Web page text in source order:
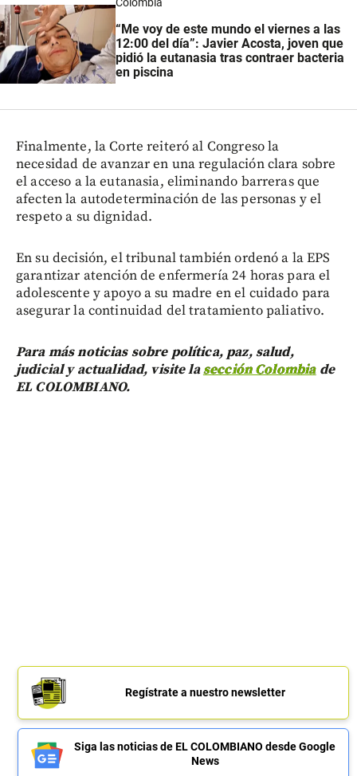
“Me voy de este mundo el viernes a las
12:00 del día”: Javier Acosta, joven que
pidió la eutanasia tras contraer bacteria
en piscina
Finalmente, la Corte reiteró al Congreso la
necesidad de avanzar en una regulación clara sobre
el acceso a la eutanasia, eliminando barreras que
afecten la autodeterminación de las personas y el
respeto a su dignidad.
En su decisión, el tribunal también ordenó a la EPS
garantizar atención de enfermería 24 horas para el
adolescente y apoyo a su madre en el cuidado para
asegurar la continuidad del tratamiento paliativo.
Para más noticias sobre política, paz, salud,
judicial y actualidad, visite lasección Colombiade
EL COLOMBIANO.
Regístrate a nuestro newsletter
Siga las noticias de EL COLOMBIANO desde Google
News